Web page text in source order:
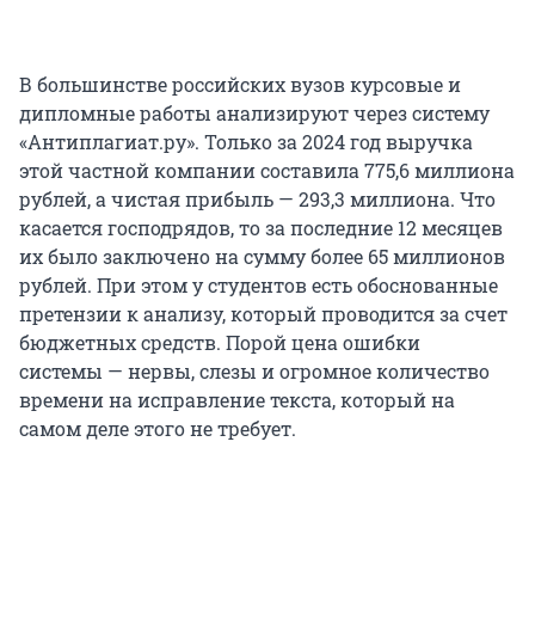
В большинстве российских вузов курсовые и
дипломные работы анализируют через систему
«Антиплагиат.ру». Только за 2024 год выручка
этой частной компании составила775,6 миллиона
рублей, а чистая прибыль — 293,3 миллиона. Что
касается господрядов, то за последние 12 месяцев
их было заключено на сумму более 65 миллионов
рублей. При этом у студентов есть обоснованные
претензии к анализу, который проводится за счет
бюджетных средств. Порой цена ошибки
системы — нервы, слезы и огромное количество
времени на исправление текста, который на
самом деле этого не требует.